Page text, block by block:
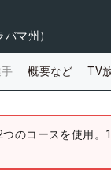
マ州）
概要など TV
のコースを使用。